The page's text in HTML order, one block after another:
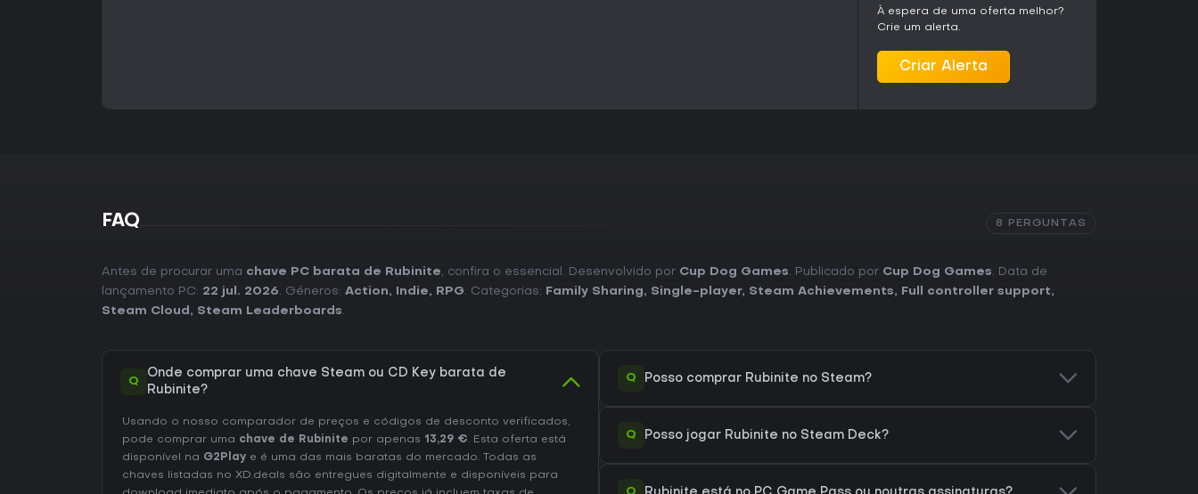
À espera de uma oferta melhor?
Crie um alerta.
Criar Alerta
FAQ 8 PERGUNTAS
Antes de procurar uma chave PC barata de Rubinite, confira o essencial. Desenvolvido por Cup Dog Games. Publicado por Cup Dog Games. Data de
lançamento PC: 22 jul. 2026. Géneros: Action, Indie, RPG. Categorias: Family Sharing, Single-player, Steam Achievements, Full controller support,
Steam Cloud , Steam Leaderboards.
Q
Onde comprar uma chave Steam ou CD Key barata de
Rubinite?
Usando o nosso comparador de preços e códigos de desconto verificados,
pode comprar uma chave de Rubinite por apenas 13,29 €. Esta oferta está
disponível na G2Play e é uma das mais baratas do mercado. Todas as
chaves listadas no XD.deals são entregues digitalmente e disponíveis para
Q Posso comprar Rubinite no Steam?
Q Posso jogar Rubinite no Steam Deck?